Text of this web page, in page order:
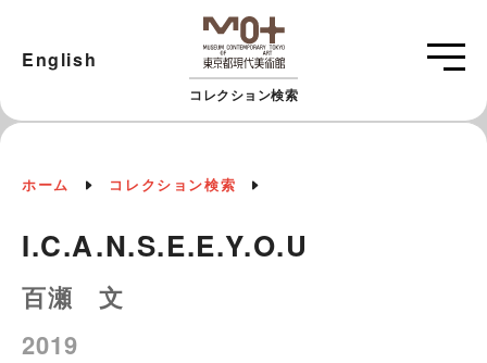
コレクション検索
English
ホーム コレクション検索
I.C.A.N.S.E.E.Y.O.U
百瀬 文
2019